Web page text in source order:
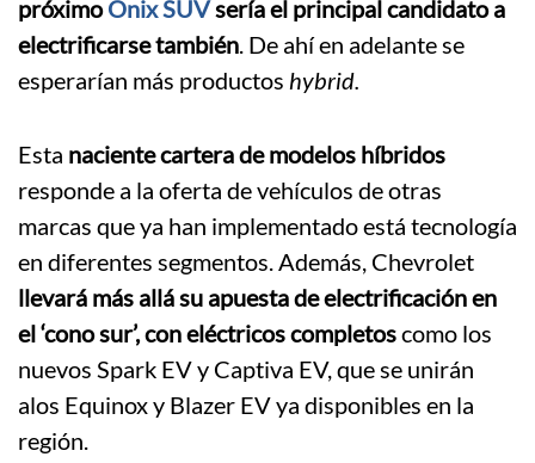
próximoOnix SUVsería el principal candidato a
electrificarse también. De ahí en adelante se
esperarían más productos hybrid.
Esta naciente cartera de modelos híbridos
responde a la oferta de vehículos de otras
marcas que ya han implementado está tecnología
en diferentes segmentos. Además, Chevrolet
llevará más allá su apuesta de electrificación en
el ‘cono sur’, con eléctricos completoscomo los
nuevos Spark EV y Captiva EV, que se unirán
alos Equinox y Blazer EV ya disponibles en la
región.